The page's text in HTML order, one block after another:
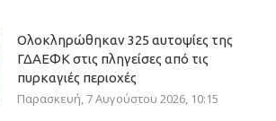
Ολοκληρώθηκαν 325 αυτοψίες της
ΓΔΑΕΦΚ στις πληγείσες από τις
πυρκαγιές περιοχές
Παρασκευή, 7 Αυγούστου 2026, 10:15